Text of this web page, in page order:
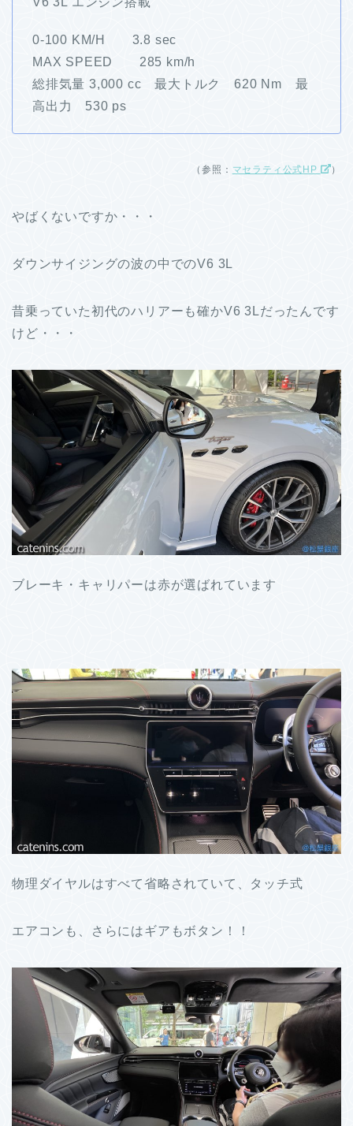
0-100 KM/H 3.8 sec
MAX SPEED 285 km/h
総排気量 3,000 cc 最大トルク 620 Nm 最
高出力 530 ps
（参照： マセラティ公式HP ）
やばくないですか・・・
ダウンサイジングの波の中でのV6 3L
昔乗っていた初代のハリアーも確かV6 3Lだったんです
けど・・・
ブレーキ・キャリパーは赤が選ばれています
物理ダイヤルはすべて省略されていて、タッチ式
エアコンも、さらにはギアもボタン！！